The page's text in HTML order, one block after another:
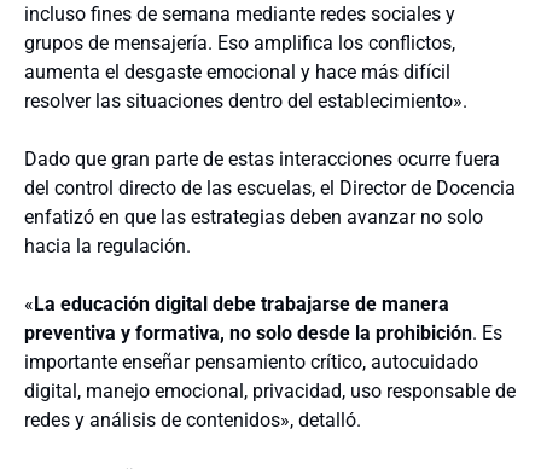
incluso fines de semana mediante redes sociales y
grupos de mensajería. Eso amplifica los conflictos,
aumenta el desgaste emocional y hace más difícil
resolver las situaciones dentro del establecimiento».
Dado que gran parte de estas interacciones ocurre fuera
del control directo de las escuelas, el Director de Docencia
enfatizó en que las estrategias deben avanzar no solo
hacia la regulación.
«La educación digital debe trabajarse de manera
preventiva y formativa, no solo desde la prohibición. Es
importante enseñar pensamiento crítico, autocuidado
digital, manejo emocional, privacidad, uso responsable de
redes y análisis de contenidos», detalló.